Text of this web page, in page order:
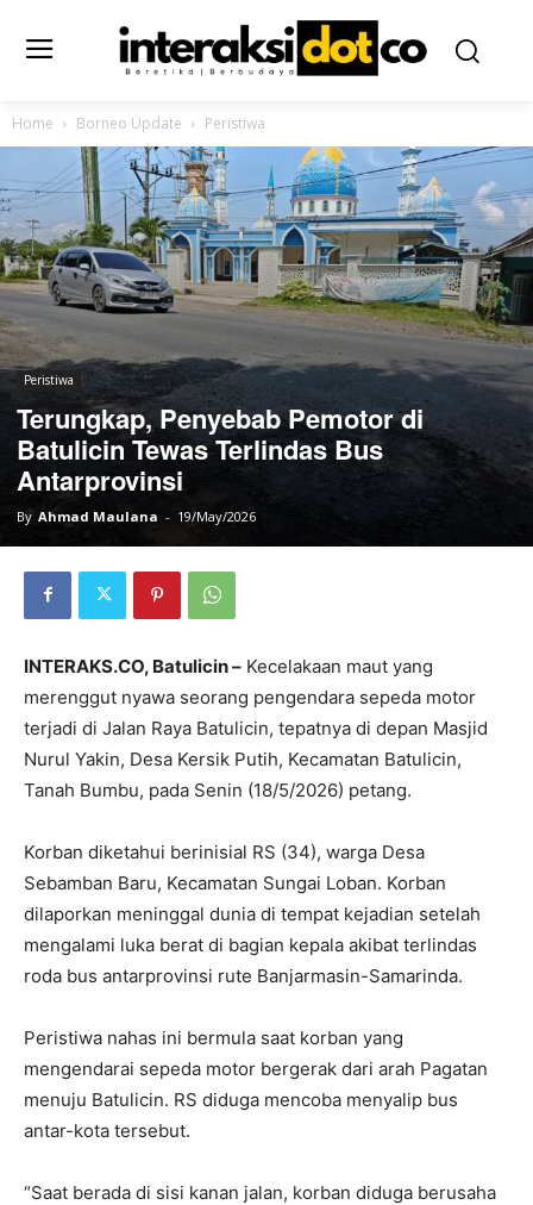
Home Borneo Update Peristiwa
Peristiwa
Terungkap, Penyebab Pemotor di
Batulicin Tewas Terlindas Bus
Antarprovinsi
By Ahmad Maulana - 19/May/2026
INTERAKS.CO, Batulicin – Kecelakaan maut yang
merenggut nyawa seorang pengendara sepeda motor
terjadi di Jalan Raya Batulicin, tepatnya di depan Masjid
Nurul Yakin, Desa Kersik Putih, Kecamatan Batulicin,
Tanah Bumbu, pada Senin (18/5/2026) petang.
Korban diketahui berinisial RS (34), warga Desa
Sebamban Baru, Kecamatan Sungai Loban. Korban
dilaporkan meninggal dunia di tempat kejadian setelah
mengalami luka berat di bagian kepala akibat terlindas
roda bus antarprovinsi rute Banjarmasin-Samarinda.
Peristiwa nahas ini bermula saat korban yang
mengendarai sepeda motor bergerak dari arah Pagatan
menuju Batulicin. RS diduga mencoba menyalip bus
antar-kota tersebut.
“Saat berada di sisi kanan jalan, korban diduga berusaha